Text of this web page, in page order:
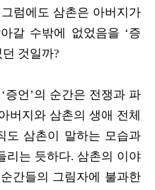
럼에도 삼촌은 아버지가
갈 수밖에 없었음을 ‘증
것일까?
증언’의 순간은 전쟁과 파
버지와 삼촌의 생애 전체
도 삼촌이 말하는 모습과
리는 듯하다. 삼촌의 이야
간들의 그림자에 불과한